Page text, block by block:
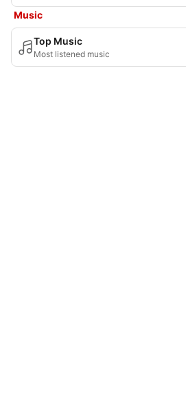
Music
Top Music
Most listened music